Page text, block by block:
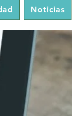
Noticias